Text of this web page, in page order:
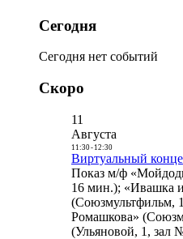
Сегодня
Сегодня нет событий
Скоро
11
Августа
11:30- 12:30
Виртуальный
Показ м/ф
16 мин.); «Ивашка
(Союзмультфильм,
Ромашкова»
(Ульяновой, 1, зал